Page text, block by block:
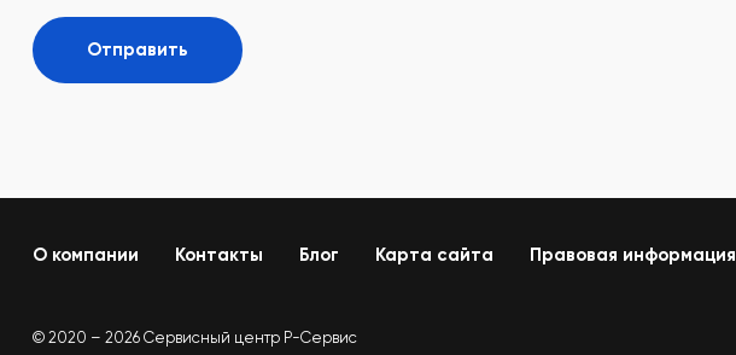
Отправить
О компании Контакты Блог Карта сайта Правовая информация
© 2020 – 2026 Сервисный центр Р-Сервис